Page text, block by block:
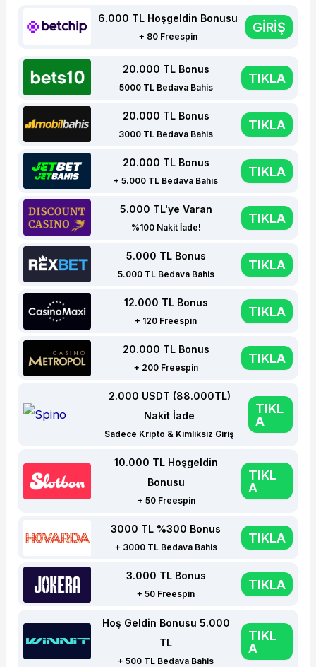
6.000 TL Hoşgeldin Bonusu
+ 80 Freespin
GİRİŞ
20.000 TL Bonus
5000 TL Bedava Bahis
TIKLA
20.000 TL Bonus
3000 TL Bedava Bahis
TIKLA
20.000 TL Bonus
+ 5.000 TL Bedava Bahis
TIKLA
5.000 TL'ye Varan
%100 Nakit İade!
TIKLA
5.000 TL Bonus
5.000 TL Bedava Bahis
TIKLA
12.000 TL Bonus
+ 120 Freespin
TIKLA
20.000 TL Bonus
+ 200 Freespin
TIKLA
2.000 USDT (88.000TL)
Nakit İade
Sadece Kripto & Kimliksiz Giriş
TIKL
A
10.000 TL Hoşgeldin
Bonusu
+ 50 Freespin
TIKL
A
3000 TL %300 Bonus
+ 3000 TL Bedava Bahis
TIKLA
3.000 TL Bonus
+ 50 Freespin
TIKLA
Hoş Geldin Bonusu 5.000
TL
+ 500 TL Bedava Bahis
TIKL
A